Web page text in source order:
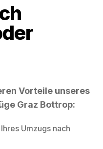
Vorteile unseres
Graz Bottrop:
Umzugs nach